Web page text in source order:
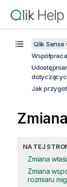
Qlik
Współpraca
Jak
NA TEJ
Zmiana
Zmiana
rozmiaru